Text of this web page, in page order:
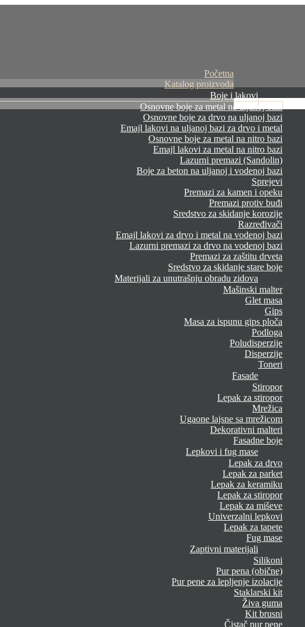
Početna
Katalog proizvoda
Boje i lakovi
Osnovne boje za metal na uljanoj bazi
Osnovne boje za drvo na uljanoj bazi
Emajl lakovi na uljanoj bazi za drvo i metal
Osnovne boje za metal na nitro bazi
Emajl lakovi za metal na nitro bazi
Lazurni premazi (Sandolin)
Boje za beton na uljanoj i vodenoj bazi
Sprejevi
Premazi za kamen i opeku
Premazi protiv buđi
Sredstvo za skidanje korozije
Razređivači
Emajl lakovi za drvo i metal na vodenoj bazi
Lazurni premazi za drvo na vodenoj bazi
Premazi za zaštitu drveta
Sredstvo za skidanje stare boje
Materijali za unutrašnju obradu zidova
Mašinski malter
Glet masa
Gips
Masa za ispunu gips ploča
Podloga
Poludisperzije
Disperzije
Toneri
Fasade
Stiropor
Lepak za stiropor
Mrežica
Ugaone lajsne sa mrežicom
Dekorativni malteri
Fasadne boje
Lepkovi i fug mase
Lepak za drvo
Lepak za parket
Lepak za keramiku
Lepak za stiropor
Lepak za miševe
Univerzalni lepkovi
Lepak za tapete
Fug mase
Zaptivni materijali
Silikoni
Pur pena (obične)
Pur pene za lepljenje izolacije
Staklarski kit
Živa guma
Kit brusni
Čistač pur pene